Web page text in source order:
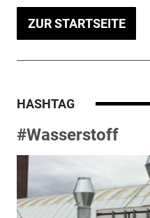
ZUR STARTSEITE
HASHTAG
#Wasserstoff